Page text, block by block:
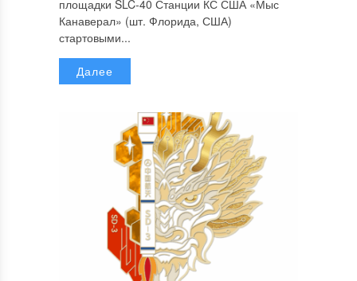
площадки SLC-40 Станции КС США «Мыс
Канаверал» (шт. Флорида, США)
стартовыми...
Далее